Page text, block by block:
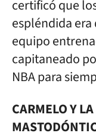
certificó que
espléndida era
equipo
capitaneado
NBA para
CARMELO Y